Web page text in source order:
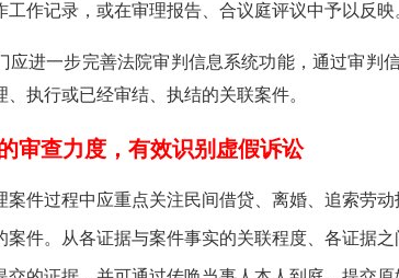
工作记录，或在审理报告、合议庭评议中予以反映
应进一步完善法院审判信息系统功能，通过审判
执行或已经审结、执结的关联案件。
审查力度，有效识别虚假诉讼
案件过程中应重点关注民间借贷、离婚、追索劳
案件。从各证据与案件事实的关联程度、各证据